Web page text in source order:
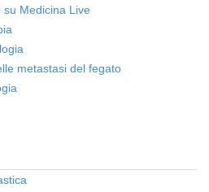
Medicina Live
metastasi del fegato